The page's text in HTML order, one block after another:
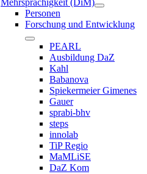
Personen
Forschung und Entwicklung
PEARL
Ausbildung DaZ
Kahl
Babanova
Spiekermeier Gimenes
Gauer
sprabi-bhv
steps
innolab
TiP Regio
MaMLiSE
DaZ Kom